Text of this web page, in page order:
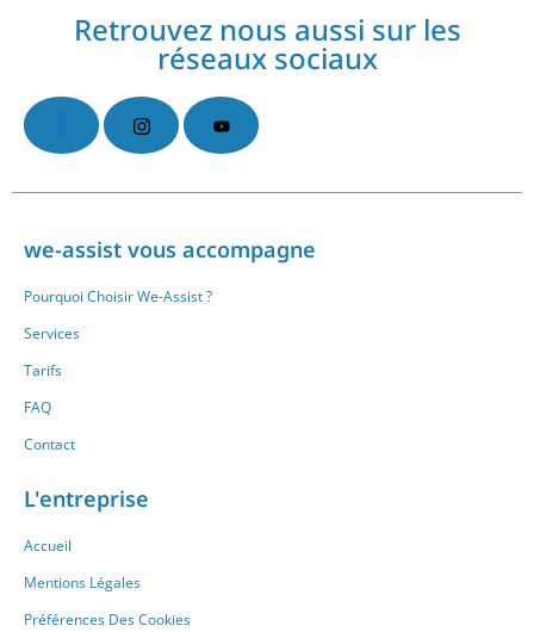
Retrouvez nous aussi sur les
réseaux sociaux
we-assist vous accompagne
Pourquoi Choisir We-Assist ?
Services
Tarifs
FAQ
Contact
L'entreprise
Accueil
Mentions Légales
Préférences Des Cookies